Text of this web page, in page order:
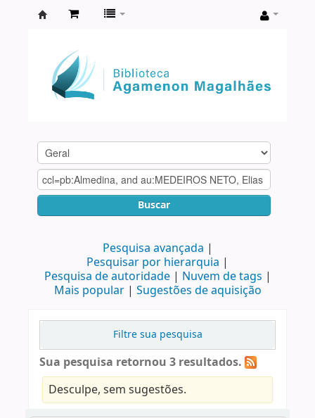
Agamenon
Magalhães
Buscar
Pesquisa avançada
Pesquisar por hierarquia
Pesquisa de autoridade
Nuvem de tags
Mais popular
Sugestões de aquisição
Filtre sua pesquisa
Sua pesquisa retornou 3 resultados.
Desculpe, sem sugestões.